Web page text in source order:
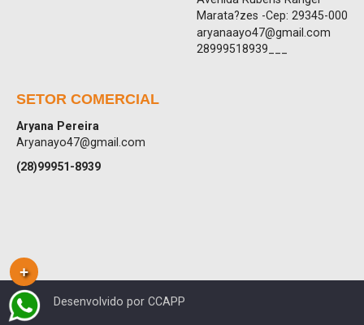
Marata?zes -Cep: 29345-000
aryanaayo47@gmail.com
28999518939___
SETOR COMERCIAL
Aryana Pereira
Aryanayo47@gmail.com
(28)99951-8939
Desenvolvido por CCAPP